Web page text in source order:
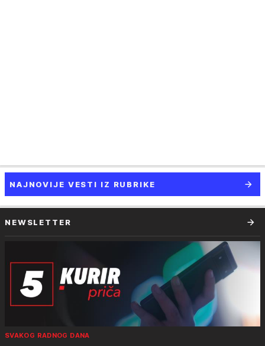
NAJNOVIJE VESTI IZ RUBRIKE
NEWSLETTER
SVAKOG RADNOG DANA